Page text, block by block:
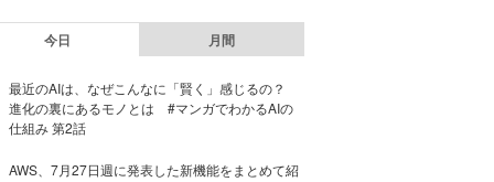
今日 月間
最近のAIは、なぜこんなに「賢く」感じるの？
進化の裏にあるモノとは #マンガでわかるAIの
仕組み 第2話
AWS、7月27日週に発表した新機能をまとめて紹